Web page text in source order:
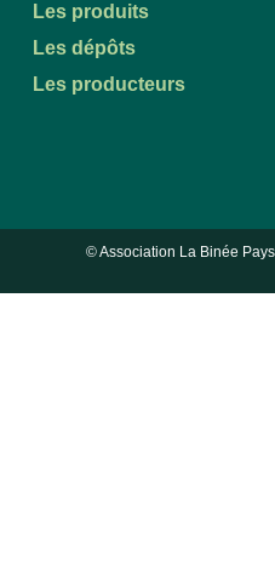
Les produits
Les dépôts
Les producteurs
© Association La Binée